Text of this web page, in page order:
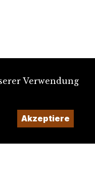
Verwendung
Akzeptiere